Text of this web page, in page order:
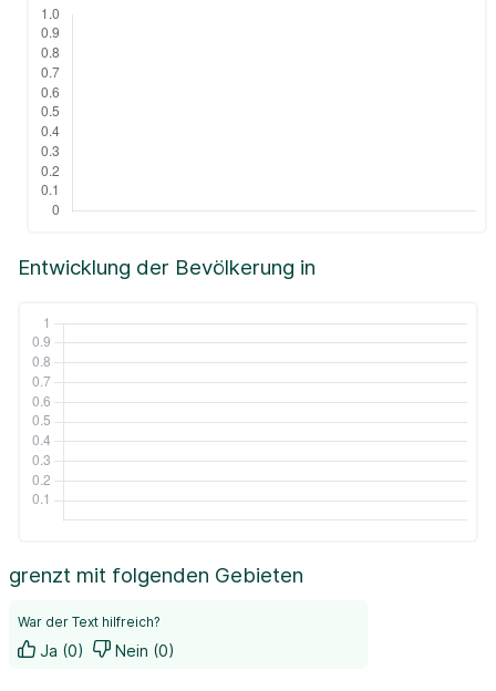
Entwicklung der Bevölkerung in
grenzt mit folgenden Gebieten
War der Text hilfreich?
Ja (0) Nein (0)